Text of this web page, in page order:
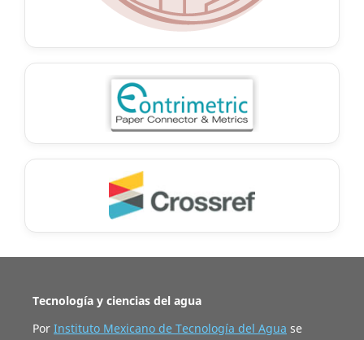
Tecnología y ciencias del agua
Por Instituto Mexicano de Tecnología del Agua se